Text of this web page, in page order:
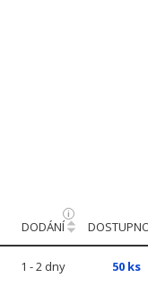
DODÁNÍ
1 - 2 dny 50 ks